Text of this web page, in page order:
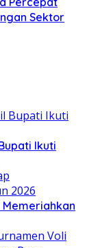
Sektor
Ikuti
Memeriahkan